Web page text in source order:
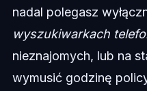
nadal polegasz
wyszukiwarkach
nieznajomych, lub na
wymusić godzinę